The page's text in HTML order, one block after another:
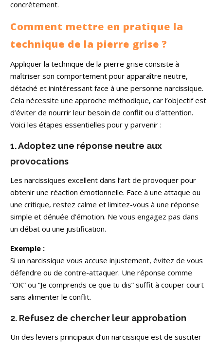
concrètement.
Comment mettre en pratique la
technique de la pierre grise ?
Appliquer la technique de la pierre grise consiste à
maîtriser son comportement pour apparaître neutre,
détaché et inintéressant face à une personne narcissique.
Cela nécessite une approche méthodique, car l’objectif est
d’éviter de nourrir leur besoin de conflit ou d’attention.
Voici les étapes essentielles pour y parvenir :
1. Adoptez une réponse neutre aux
provocations
Les narcissiques excellent dans l’art de provoquer pour
obtenir une réaction émotionnelle. Face à une attaque ou
une critique, restez calme et limitez-vous à une réponse
simple et dénuée d’émotion. Ne vous engagez pas dans
un débat ou une justification.
Exemple :
Si un narcissique vous accuse injustement, évitez de vous
défendre ou de contre-attaquer. Une réponse comme
“OK” ou “Je comprends ce que tu dis” suffit à couper court
sans alimenter le conflit.
2. Refusez de chercher leur approbation
Un des leviers principaux d’un narcissique est de susciter